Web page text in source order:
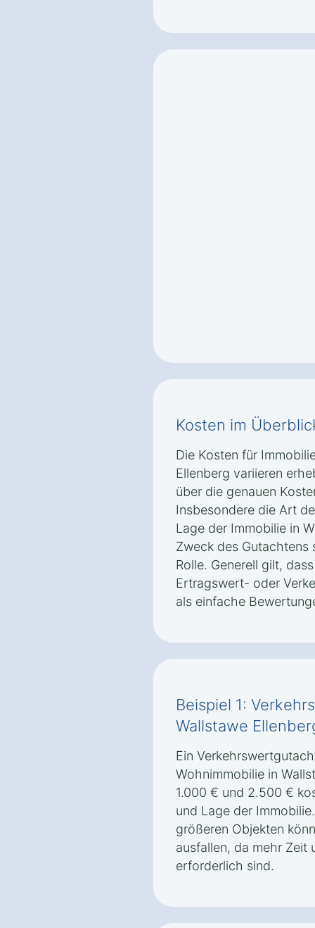
Kosten im
Die Kosten für
Ellenberg variieren
über die genauen
Insbesondere die Art
Lage der Immobilie in
Zweck des Gutachtens
Rolle. Generell gilt,
Ertragswert- oder
als einfache
Beispiel 1:
Wallstawe
Ein
Wohnimmobilie in
1.000 € und 2.500 €
und Lage der
größeren Objekten
ausfallen, da mehr Zeit
erforderlich sind.